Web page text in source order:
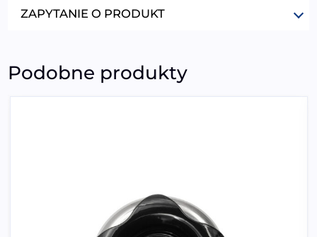
ZAPYTANIE O PRODUKT
Podobne produkty